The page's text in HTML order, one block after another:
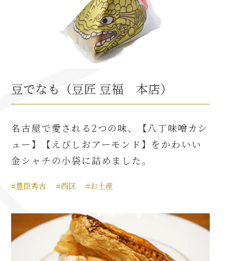
信長関連 史跡 一覧
信長グルメ・土産一覧
家康関連 史跡 一覧
家康グルメ・土産 一覧
名古屋＜家康＞観光モデルコース
前田利家と名古屋の関係
豆でなも（豆匠 豆福 本店）
名古屋で愛される2つの味、【八丁味噌カシ
ュー】【えびしおアーモンド】をかわいい
金シャチの小袋に詰めました。
#豊臣秀吉 #西区 #お土産